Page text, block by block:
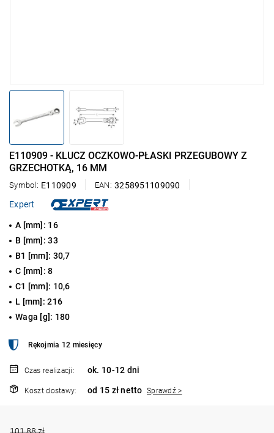
E110909 - KLUCZ OCZKOWO-PŁASKI PRZEGUBOWY Z
GRZECHOTKĄ, 16 MM
Symbol: E110909 EAN: 3258951109090
Expert
A [mm]: 16
B [mm]: 33
B1 [mm]: 30,7
C [mm]: 8
C1 [mm]: 10,6
L [mm]: 216
Waga [g]: 180
Rękojmia 12 miesięcy
Czas realizacji: ok. 10-12 dni
Koszt dostawy: od 15 zł netto Sprawdź >